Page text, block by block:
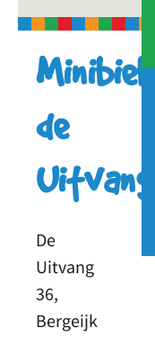
Minibieb
de
Uitvang
De
Uitvang
36,
Bergeijk